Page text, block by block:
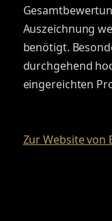
Auszeichnung
benötigt.
durchgehend
eingereichten
Zur Website von